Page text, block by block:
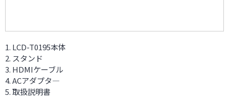
LCD-T0195本体
スタンド
HDMIケーブル
ACアダプタ―
取扱説明書